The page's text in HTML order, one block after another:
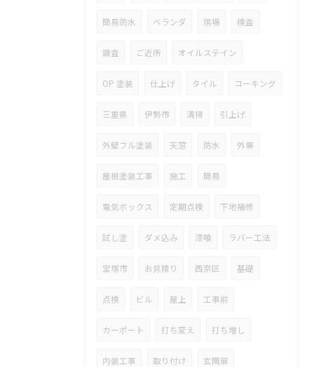
簡易防水 ベランダ 現場 検査
調査 ご近所 オイルステイン
OP 塗装 仕上げ タイル コーキング
三重県 伊勢市 清掃 引上げ
外壁フル塗装 天窓 防水 外塀
屋根塗装工事 施工 簡易
電気ボックス 定期点検 下地補修
試し塗 ダメ込み 漆喰 ラバー工法
宝塚市 お見積り 西京区 基礎
点検 ビル 屋上 工事前
カーポート 打ち変え 打ち増し
内装工事 取り付け 玄関扉